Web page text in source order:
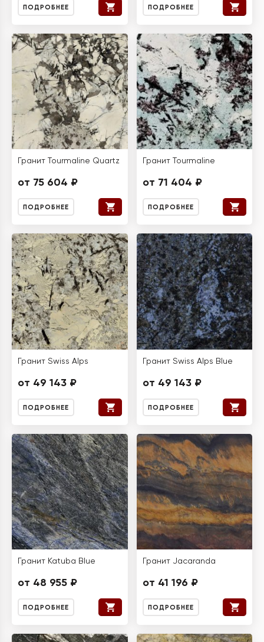
ПОДРОБНЕЕ ПОДРОБНЕЕ
Гранит Tourmaline Quartz
от 75 604 ₽
ПОДРОБНЕЕ
Гранит Tourmaline
от 71 404 ₽
ПОДРОБНЕЕ
Гранит Swiss Alps
от 49 143 ₽
ПОДРОБНЕЕ
Гранит Swiss Alps Blue
от 49 143 ₽
ПОДРОБНЕЕ
Гранит Katuba Blue
от 48 955 ₽
ПОДРОБНЕЕ
Гранит Jacaranda
от 41 196 ₽
ПОДРОБНЕЕ